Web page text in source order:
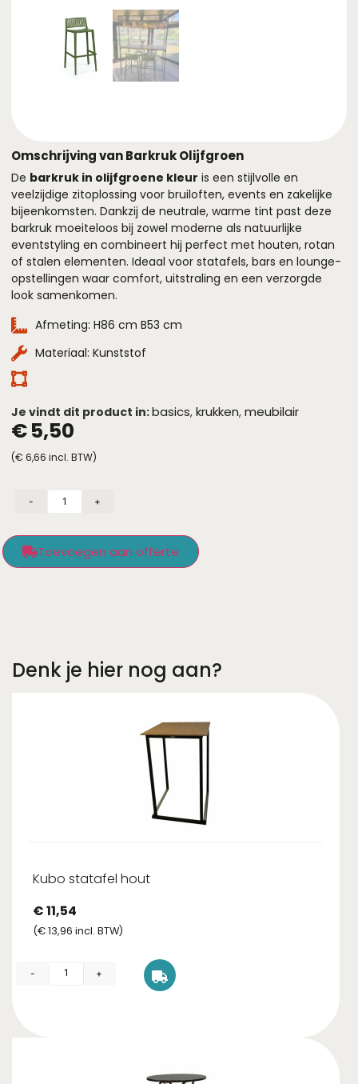
Omschrijving van Barkruk Olijfgroen
De barkruk in olijfgroene kleur is een stijlvolle en
veelzijdige zitoplossing voor bruiloften, events en zakelijke
bijeenkomsten. Dankzij de neutrale, warme tint past deze
barkruk moeiteloos bij zowel moderne als natuurlijke
eventstyling en combineert hij perfect met houten, rotan
of stalen elementen. Ideaal voor statafels, bars en lounge-
opstellingen waar comfort, uitstraling en een verzorgde
look samenkomen.
Afmeting: H86 cm B53 cm
Materiaal: Kunststof
Je vindt dit product in:basics, krukken, meubilair
€5,50
(€ 6,66 incl. BTW)
- +
Toevoegen aan offerte
Denk je hier nog aan?
Kubo statafel hout
€11,54
(€13,96 incl. BTW)
- +